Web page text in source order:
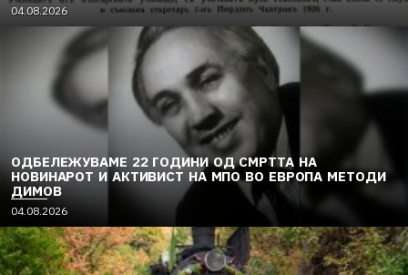
04.08.2026
ОДБЕЛЕЖУВАМЕ 22 ГОДИНИ ОД СМРТТА НА
НОВИНАРОТ И АКТИВИСТ НА МПО ВО ЕВРОПА МЕТОДИ
ДИМОВ
04.08.2026